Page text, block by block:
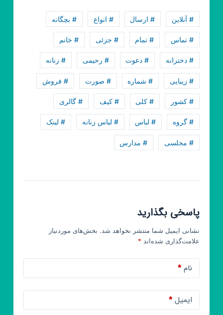
زاپاس
همدان♡
# آنلاین # ارسال # انواع # بچگانه
# تماس # تمام # جزئی # خانم
# دخترانه # دعوت # رحیمی # زنانه
# زیبایی # شماره # صورت # فروش
# کشور # کلی # کیف # گالری
# گروه # لباس # لباس زنانه # لینک
# مجلسی # مدارس
پاسخی بگذارید
نشانی ایمیل شما منتشر نخواهد شد. بخش‌های موردنیاز
علامت‌گذاری شده‌اند *
نام*
ایمیل*